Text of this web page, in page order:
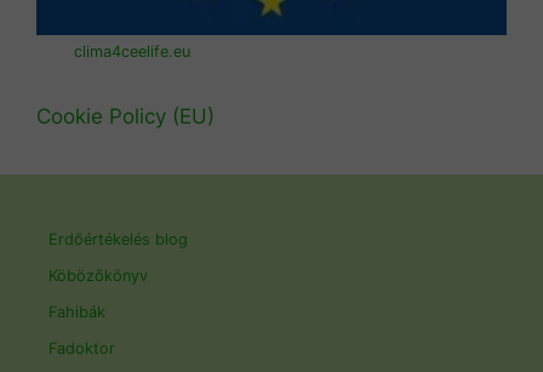
clima4ceelife.eu
Cookie Policy (EU)
Erdőértékelés blog
Köbözőkönyv
Fahibák
Fadoktor